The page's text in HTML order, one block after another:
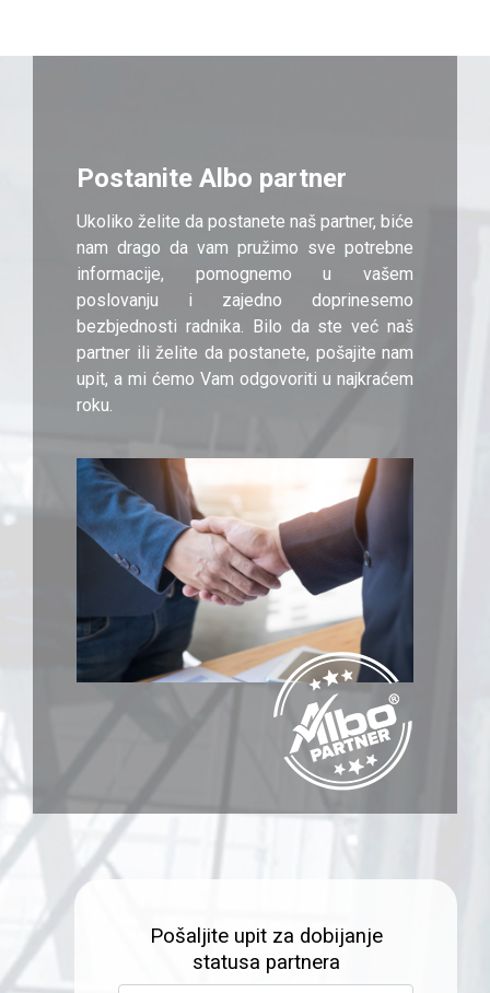
Postanite Albo partner
Ukoliko želite da postanete naš partner, biće
nam drago da vam pružimo sve potrebne
informacije, pomognemo u vašem
poslovanju i zajedno doprinesemo
bezbjednosti radnika. Bilo da ste već naš
partner ili želite da postanete, pošajite nam
upit, a mi ćemo Vam odgovoriti u najkraćem
roku.
Pošaljite upit za dobijanje
statusa partnera